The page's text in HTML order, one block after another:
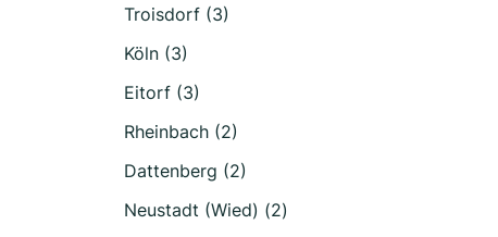
Troisdorf (3)
Köln (3)
Eitorf (3)
Rheinbach (2)
Dattenberg (2)
Neustadt (Wied) (2)